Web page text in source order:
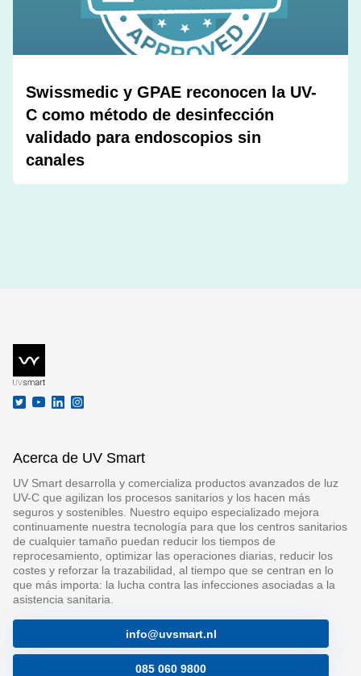
Swissmedic y GPAE reconocen la UV-
C como método de desinfección
validado para endoscopios sin
canales
Acerca de UV Smart
UV Smart desarrolla y comercializa productos avanzados de luz
UV-C que agilizan los procesos sanitarios y los hacen más
seguros y sostenibles. Nuestro equipo especializado mejora
continuamente nuestra tecnología para que los centros sanitarios
de cualquier tamaño puedan reducir los tiempos de
reprocesamiento, optimizar las operaciones diarias, reducir los
costes y reforzar la trazabilidad, al tiempo que se centran en lo
que más importa: la lucha contra las infecciones asociadas a la
asistencia sanitaria.
info@uvsmart.nl
085 060 9800